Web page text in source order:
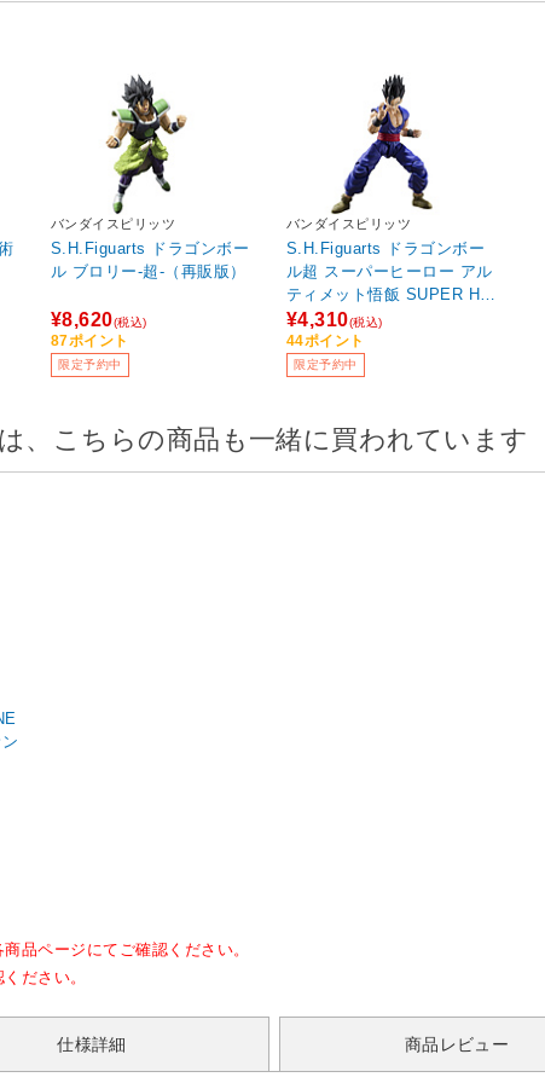
バンダイスピリッツ
S.H.Figuarts ドラゴンボー
ル ブロリー-超-（再販版）
¥8,620(税込)
87ポイント
限定予約中
バンダイスピリッツ
S.H.Figuarts ドラゴンボー
ル超 スーパーヒーロー アル
ティメット悟飯 SUPER HE
RO（再販版）
¥4,310(税込)
44ポイント
限定予約中
、こちらの商品も一緒に買われています
品ページにてご確認ください。
ださい。
仕様詳細 商品レビュー